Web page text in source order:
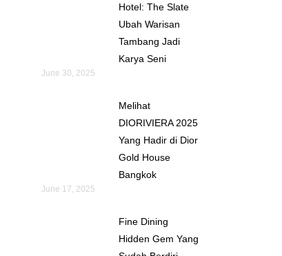
Hotel: The Slate
Ubah Warisan
Tambang Jadi
Karya Seni
June 30, 2025
Melihat
DIORIVIERA 2025
Yang Hadir di Dior
Gold House
Bangkok
June 17, 2025
Fine Dining
Hidden Gem Yang